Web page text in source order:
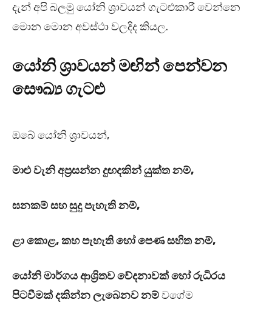
දැන් අපි බලමු යෝනි ශ්‍රාවයන් ගැටළුකාරී වෙන්නෙ
මොන මොන අවස්ථා වලදිද කියල.
යෝනි ශ්‍රාවයන් මඟින් පෙන්වන
සෞඛ්‍ය ගැටළු
ඔබේ යෝනි ශ්‍රාවයන්,
මාළු වැනි අප්‍රසන්න දුඟදකින් යුක්ත නම්,
ඝනකම් සහ සුදු පැහැති නම්,
ළා කොළ, කහ පැහැති හෝ පෙණ සහිත නම්,
යෝනි මාර්ගය ආශ්‍රිතව වේදනාවක් හෝ රුධිරය
පිටවීමක් දකින්න ලැබෙනව නම්වගේම